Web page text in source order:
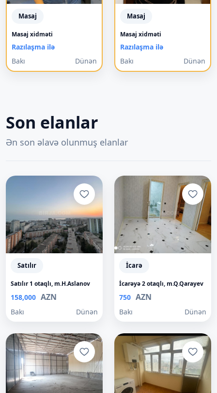
Masaj
Masaj xidməti
Razılaşma ilə
Bakı
Dünən
Masaj
Masaj xidməti
Razılaşma ilə
Bakı
Dünən
Son elanlar
Ən son əlavə olunmuş elanlar
Satılır
Satılır 1 otaqlı, m.H.Aslanov
158,000 AZN
Bakı Dünən
İcarə
İcarəyə 2 otaqlı, m.Q.Qarayev
750 AZN
Bakı Dünən